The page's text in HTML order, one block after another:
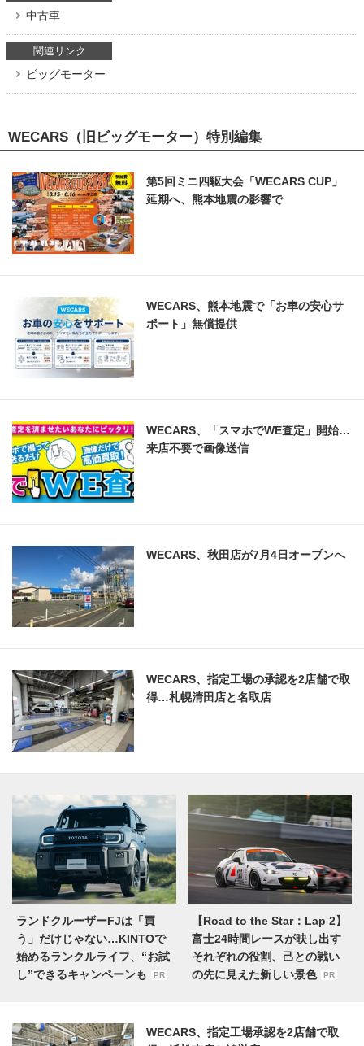
中古車
関連リンク
ビッグモーター
WECARS（旧ビッグモーター）特別編集
第5回ミニ四駆大会「WECARS CUP」
延期へ、熊本地震の影響で
WECARS、熊本地震で「お車の安心サ
ポート」無償提供
WECARS、「スマホでWE査定」開始…
来店不要で画像送信
WECARS、秋田店が7月4日オープンへ
WECARS、指定工場の承認を2店舗で取
得…札幌清田店と名取店
ランドクルーザーFJは「買
う」だけじゃない…KINTOで
始めるランクルライフ、“お試
し”できるキャンペーンも
PR
【Road to the Star：Lap 2】
富士24時間レースが映し出す
それぞれの役割、己との戦い
の先に見えた新しい景色
PR
WECARS、指定工場承認を2店舗で取